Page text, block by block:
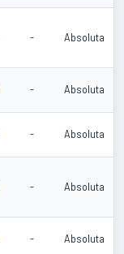
- Absoluta
- Absoluta
- Absoluta
- Absoluta
- Absoluta